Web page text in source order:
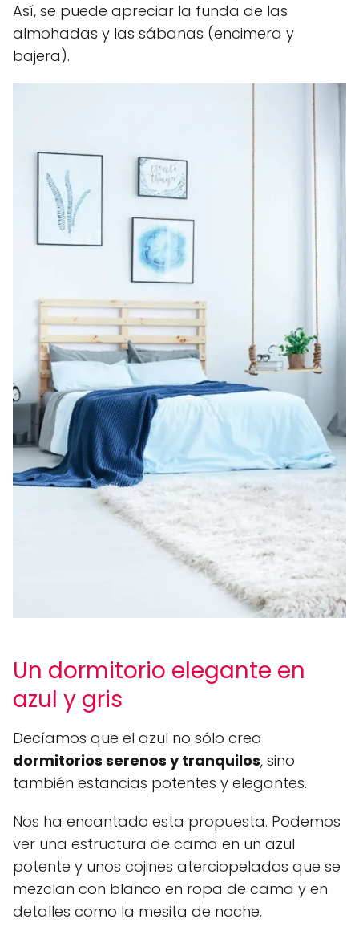
Así, se puede apreciar la funda de las
almohadas y las sábanas (encimera y
bajera).
Un dormitorio elegante en
azul y gris
Decíamos que el azul no sólo crea
dormitorios serenos y tranquilos, sino
también estancias potentes y elegantes.
Nos ha encantado esta propuesta. Podemos
ver una estructura de cama en un azul
potente y unos cojines aterciopelados que se
mezclan con blanco en ropa de cama y en
detalles como la mesita de noche.